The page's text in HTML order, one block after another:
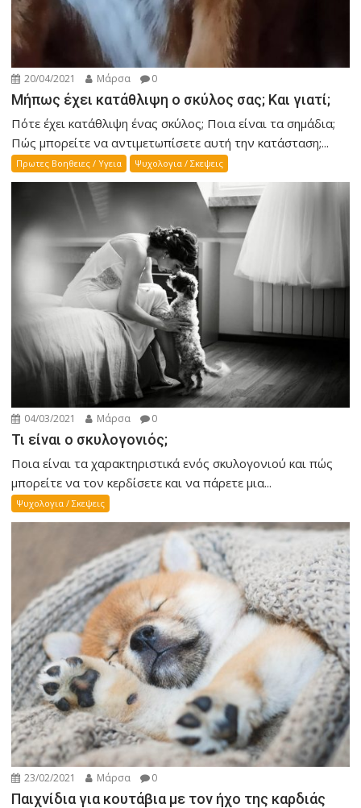
20/04/2021 Μάρσα 0
Μήπως έχει κατάθλιψη ο σκύλος σας; Και γιατί;
Πότε έχει κατάθλιψη ένας σκύλος; Ποια είναι τα σημάδια;
Πώς μπορείτε να αντιμετωπίσετε αυτή την κατάσταση;...
Πρωτες Βοηθειες / Υγεια Ψυχολογια / Σκεψεις
04/03/2021 Μάρσα 0
Τι είναι ο σκυλογονιός;
Ποια είναι τα χαρακτηριστικά ενός σκυλογονιού και πώς
μπορείτε να τον κερδίσετε και να πάρετε μια...
Ψυχολογια / Σκεψεις
23/02/2021 Μάρσα 0
Παιχνίδια για κουτάβια με τον ήχο της καρδιάς